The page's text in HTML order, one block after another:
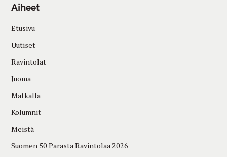
Aiheet
Etusivu
Uutiset
Ravintolat
Juoma
Matkalla
Kolumnit
Meistä
Suomen 50 Parasta Ravintolaa 2026